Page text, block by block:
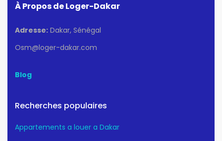
À Propos de Loger-Dakar
Adresse: Dakar, Sénégal
Osm@loger-dakar.com
Blog
Recherches populaires
Appartements a louer a Dakar